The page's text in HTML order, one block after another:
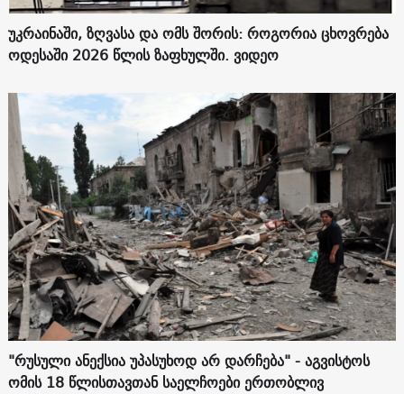
უკრაინაში, ზღვასა და ომს შორის: როგორია ცხოვრება
ოდესაში 2026 წლის ზაფხულში. ვიდეო
"რუსული ანექსია უპასუხოდ არ დარჩება" - აგვისტოს
ომის 18 წლისთავთან საელჩოები ერთობლივ